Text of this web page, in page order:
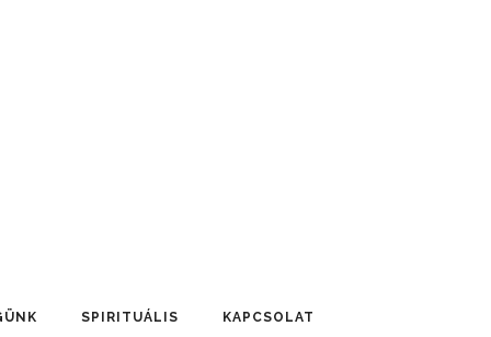
SPIRITUÁLIS KAPCSOLAT